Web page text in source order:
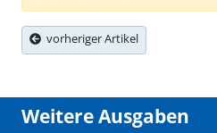
vorheriger Artikel
Weitere Ausgaben